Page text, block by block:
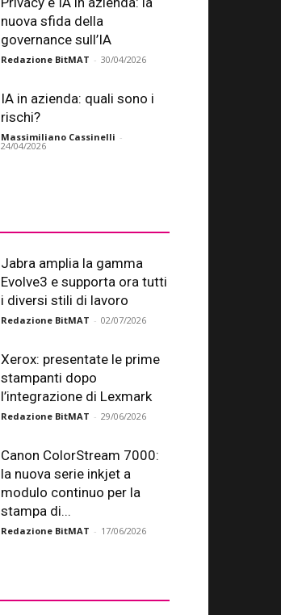
nuova sfida della
governance sull’IA
Redazione BitMAT - 30/04/2026
IA in azienda: quali sono i
rischi?
Massimiliano Cassinelli -
24/04/2026
Jabra amplia la gamma
Evolve3 e supporta ora tutti
i diversi stili di lavoro
Redazione BitMAT - 02/07/2026
Xerox: presentate le prime
stampanti dopo
l’integrazione di Lexmark
Redazione BitMAT - 29/06/2026
Canon ColorStream 7000:
la nuova serie inkjet a
modulo continuo per la
stampa di...
Redazione BitMAT - 17/06/2026